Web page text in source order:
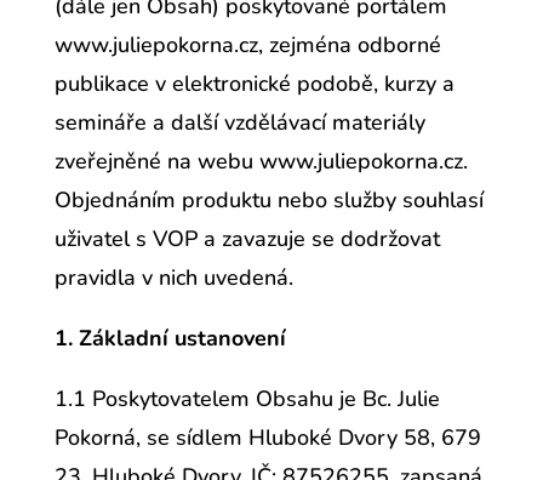
(dále jen Obsah) poskytované portálem
www.juliepokorna.cz, zejména odborné
publikace v elektronické podobě, kurzy a
semináře a další vzdělávací materiály
zveřejněné na webu www.juliepokorna.cz.
Objednáním produktu nebo služby souhlasí
uživatel s VOP a zavazuje se dodržovat
pravidla v nich uvedená.
1. Základní ustanovení
1.1 Poskytovatelem Obsahu je Bc. Julie
Pokorná, se sídlem Hluboké Dvory 58, 679